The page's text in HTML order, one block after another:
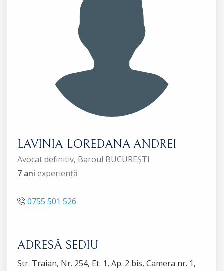
LAVINIA-LOREDANA ANDREI
Avocat definitiv, Baroul BUCUREȘTI
7 ani experiență
0755 501 526
ADRESĂ SEDIU
Str. Traian, Nr. 254, Et. 1, Ap. 2 bis, Camera nr. 1,